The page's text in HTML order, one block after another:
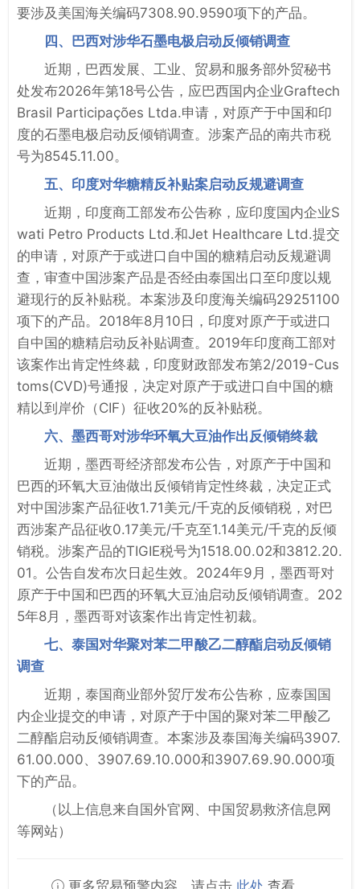
要涉及美国海关编码7308.90.9590项下的产品。
四、巴西对涉华石墨电极启动反倾销调查
近期，巴西发展、工业、贸易和服务部外贸秘书
处发布2026年第18号公告，应巴西国内企业Graftech
Brasil Participações Ltda.申请，对原产于中国和印
度的石墨电极启动反倾销调查。涉案产品的南共市税
号为8545.11.00。
五、印度对华糖精反补贴案启动反规避调查
近期，印度商工部发布公告称，应印度国内企业S
wati Petro Products Ltd.和Jet Healthcare Ltd.提交
的申请，对原产于或进口自中国的糖精启动反规避调
查，审查中国涉案产品是否经由泰国出口至印度以规
避现行的反补贴税。本案涉及印度海关编码29251100
项下的产品。2018年8月10日，印度对原产于或进口
自中国的糖精启动反补贴调查。2019年印度商工部对
该案作出肯定性终裁，印度财政部发布第2/2019-Cus
toms(CVD)号通报，决定对原产于或进口自中国的糖
精以到岸价（CIF）征收20%的反补贴税。
六、墨西哥对涉华环氧大豆油作出反倾销终裁
近期，墨西哥经济部发布公告，对原产于中国和
巴西的环氧大豆油做出反倾销肯定性终裁，决定正式
对中国涉案产品征收1.71美元/千克的反倾销税，对巴
西涉案产品征收0.17美元/千克至1.14美元/千克的反倾
销税。涉案产品的TIGIE税号为1518.00.02和3812.20.
01。公告自发布次日起生效。2024年9月，墨西哥对
原产于中国和巴西的环氧大豆油启动反倾销调查。202
5年8月，墨西哥对该案作出肯定性初裁。
七、泰国对华聚对苯二甲酸乙二醇酯启动反倾销
调查
近期，泰国商业部外贸厅发布公告称，应泰国国
内企业提交的申请，对原产于中国的聚对苯二甲酸乙
二醇酯启动反倾销调查。本案涉及泰国海关编码3907.
61.00.000、3907.69.10.000和3907.69.90.000项
下的产品。
（以上信息来自国外官网、中国贸易救济信息网
等网站）
更多贸易预警内容，请点击 此处 查看。